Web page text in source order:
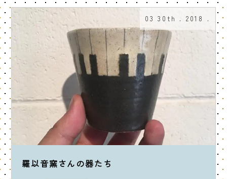
03 30th . 2018 .
羅以音窯さんの器たち